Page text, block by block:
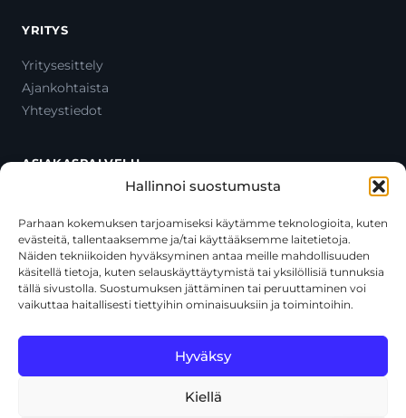
Hallinnoi suostumusta
Parhaan kokemuksen tarjoamiseksi käytämme teknologioita, kuten
evästeitä, tallentaaksemme ja/tai käyttääksemme laitetietoja.
Näiden tekniikoiden hyväksyminen antaa meille mahdollisuuden
käsitellä tietoja, kuten selauskäyttäytymistä tai yksilöllisiä tunnuksia
tällä sivustolla. Suostumuksen jättäminen tai peruuttaminen voi
vaikuttaa haitallisesti tiettyihin ominaisuuksiin ja toimintoihin.
Hyväksy
Kiellä
YRITYS
Yritysesittely
Ajankohtaista
Yhteystiedot
ASIAKASPALVELU
Oma tili
Maksutavat
Toimitustavat
Usein kysytyt kysymykset
+358 44 270 3795
asiakaspalvelu@toolcat.fi